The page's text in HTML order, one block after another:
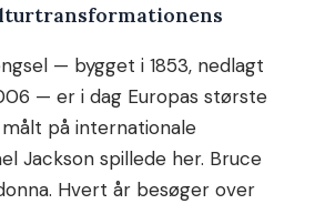
— bygget i 1853, nedlagt
— er i dag Europas største
på internationale
Jackson spillede her. Bruce
Hvert år besøger over